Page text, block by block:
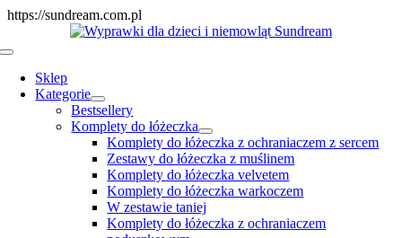
https://sundream.com.pl
to
Toggle
Navigation
Sklep
Kategorie
Bestsellery
Komplety do łóżeczka
Komplety do łóżeczka z ochraniaczem z sercem
Zestawy do łóżeczka z muślinem
Komplety do łóżeczka velvetem
Komplety do łóżeczka warkoczem
W zestawie taniej
Komplety do łóżeczka z ochraniaczem